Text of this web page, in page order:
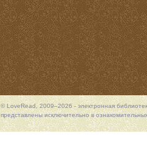
© LoveRead, 2009–2026 - электронная
представлены исключительно в